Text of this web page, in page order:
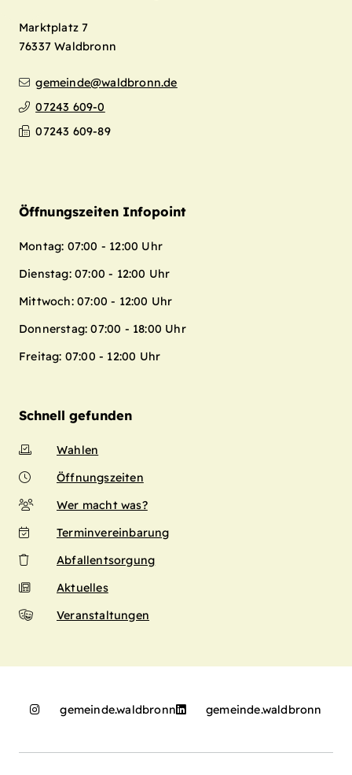
Marktplatz 7
76337 Waldbronn
gemeinde@waldbronn.de
07243 609-0
07243 609-89
Öffnungszeiten Infopoint
Montag: 07:00 - 12:00 Uhr
Dienstag: 07:00 - 12:00 Uhr
Mittwoch: 07:00 - 12:00 Uhr
Donnerstag: 07:00 - 18:00 Uhr
Freitag: 07:00 - 12:00 Uhr
Schnell gefunden
Wahlen
Öffnungszeiten
Wer macht was?
Terminvereinbarung
Abfallentsorgung
Aktuelles
Veranstaltungen
gemeinde.waldbronn gemeinde.waldbronn